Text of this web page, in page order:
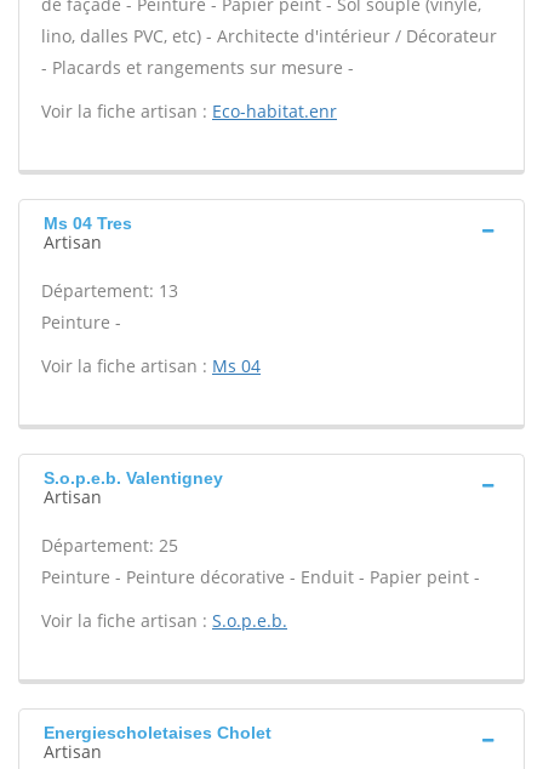
lino, dalles PVC, etc) - Architecte d'intérieur / Décorateur
- Placards et rangements sur mesure -
Voir la fiche artisan : Eco-habitat.enr
Ms 04 Tres
Artisan
Département: 13
Peinture -
Voir la fiche artisan : Ms 04
S.o.p.e.b. Valentigney
Artisan
Département: 25
Peinture - Peinture décorative - Enduit - Papier peint -
Voir la fiche artisan : S.o.p.e.b.
Energiescholetaises Cholet
Artisan